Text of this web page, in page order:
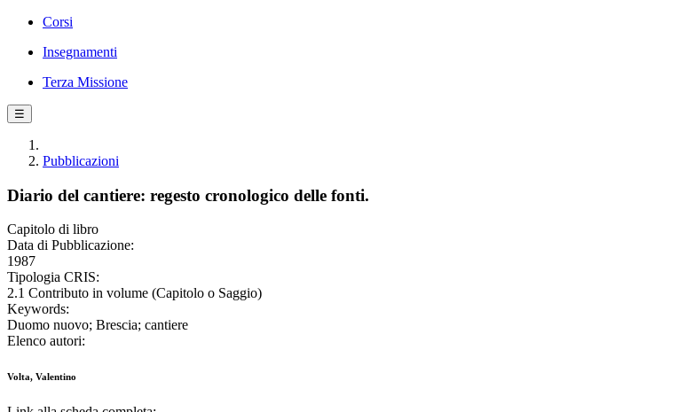
Corsi
Insegnamenti
Terza Missione
☰
Pubblicazioni
Diario del cantiere: regesto cronologico delle fonti.
Capitolo di libro
Data di Pubblicazione:
1987
Tipologia CRIS:
2.1 Contributo in volume (Capitolo o Saggio)
Keywords:
Duomo nuovo; Brescia; cantiere
Elenco autori:
Volta, Valentino